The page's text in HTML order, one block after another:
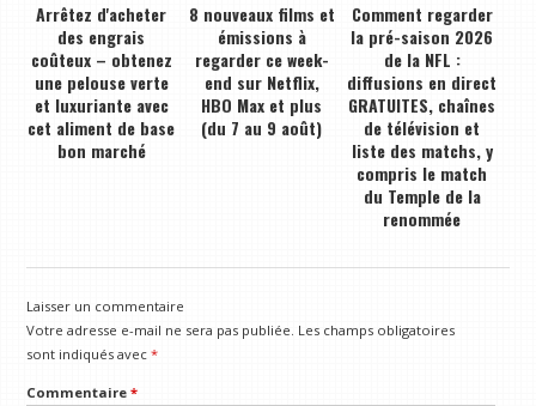
Arrêtez d'acheter
des engrais
coûteux – obtenez
une pelouse verte
et luxuriante avec
cet aliment de base
bon marché
8 nouveaux films et
émissions à
regarder ce week-
end sur Netflix,
HBO Max et plus
(du 7 au 9 août)
Comment regarder
la pré-saison 2026
de la NFL :
diffusions en direct
GRATUITES, chaînes
de télévision et
liste des matchs, y
compris le match
du Temple de la
renommée
Laisser un commentaire
Votre adresse e-mail ne sera pas publiée. Les champs obligatoires
sont indiqués avec*
Commentaire*